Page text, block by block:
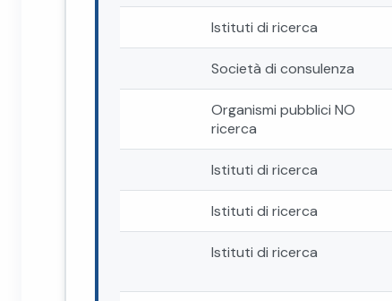
Istituti di ricerca
Società di consulenza
Organismi pubblici NO
ricerca
Istituti di ricerca
Istituti di ricerca
Istituti di ricerca